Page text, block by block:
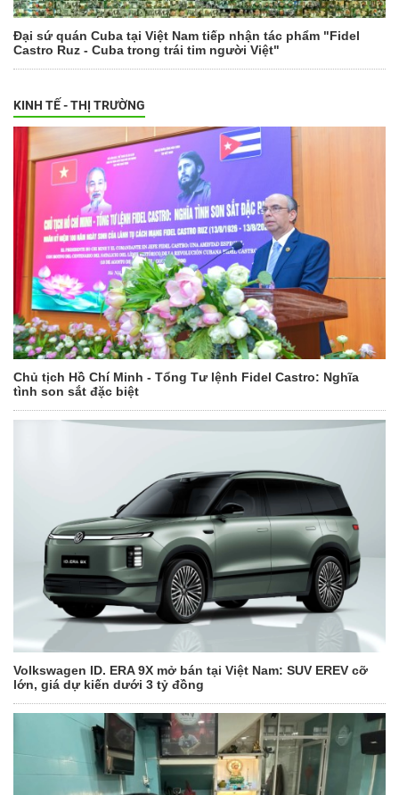
Đại sứ quán Cuba tại Việt Nam tiếp nhận tác phẩm "Fidel
Castro Ruz - Cuba trong trái tim người Việt"
KINH TẾ - THỊ TRƯỜNG
Chủ tịch Hồ Chí Minh - Tổng Tư lệnh Fidel Castro: Nghĩa
tình son sắt đặc biệt
Volkswagen ID. ERA 9X mở bán tại Việt Nam: SUV EREV cỡ
lớn, giá dự kiến dưới 3 tỷ đồng